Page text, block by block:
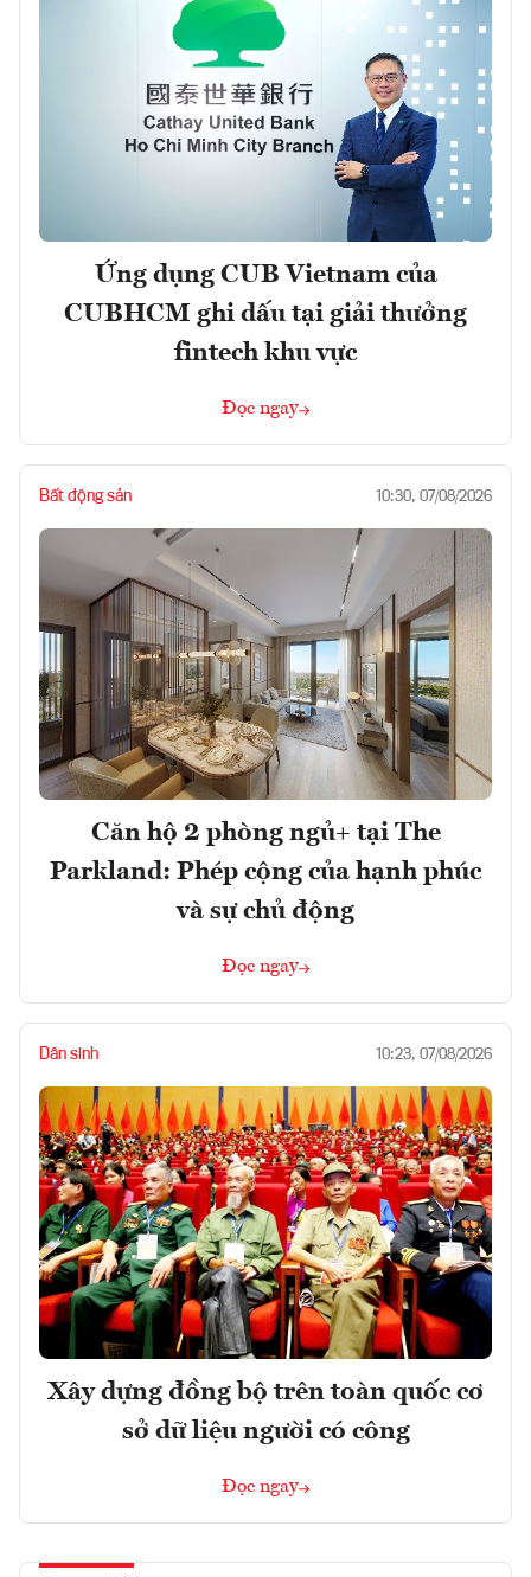
Ứng dụng CUB Vietnam của
CUBHCM ghi dấu tại giải thưởng
fintech khu vực
Đọc ngay
Bất động sản 10:30, 07/08/2026
Căn hộ 2 phòng ngủ+ tại The
Parkland: Phép cộng của hạnh phúc
và sự chủ động
Đọc ngay
Dân sinh 10:23, 07/08/2026
Xây dựng đồng bộ trên toàn quốc cơ
sở dữ liệu người có công
Đọc ngay